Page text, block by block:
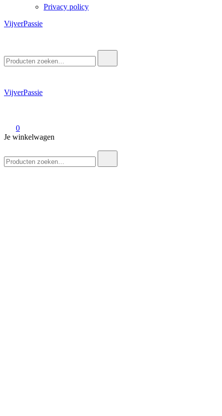
Privacy policy
VijverPassie
naar:
VijverPassie
0
Je winkelwagen
naar: